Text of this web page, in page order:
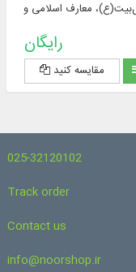
معارف اسلامی و
رایگان
مقایسه کنید
025-32120102
Track order
Contact us
info@noorshop.ir